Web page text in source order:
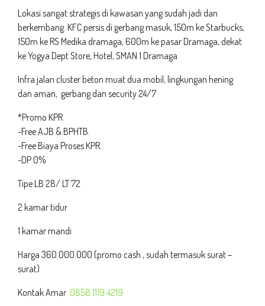
Lokasi sangat strategis di kawasan yang sudah jadi dan
berkembang. KFC persis di gerbang masuk, 150m ke Starbucks,
150m ke RS Medika dramaga, 600m ke pasar Dramaga, dekat
ke Yogya Dept Store, Hotel, SMAN 1 Dramaga
Infra jalan cluster beton muat dua mobil, lingkungan hening
dan aman, gerbang dan security 24/7
*Promo KPR
-Free AJB & BPHTB.
-Free Biaya Proses KPR.
-DP 0%
Tipe LB 28/ LT 72
2 kamar tidur
1 kamar mandi
Harga 360.000.000 (promo cash , sudah termasuk surat –
surat)
Kontak Amar 0858 1119 4219